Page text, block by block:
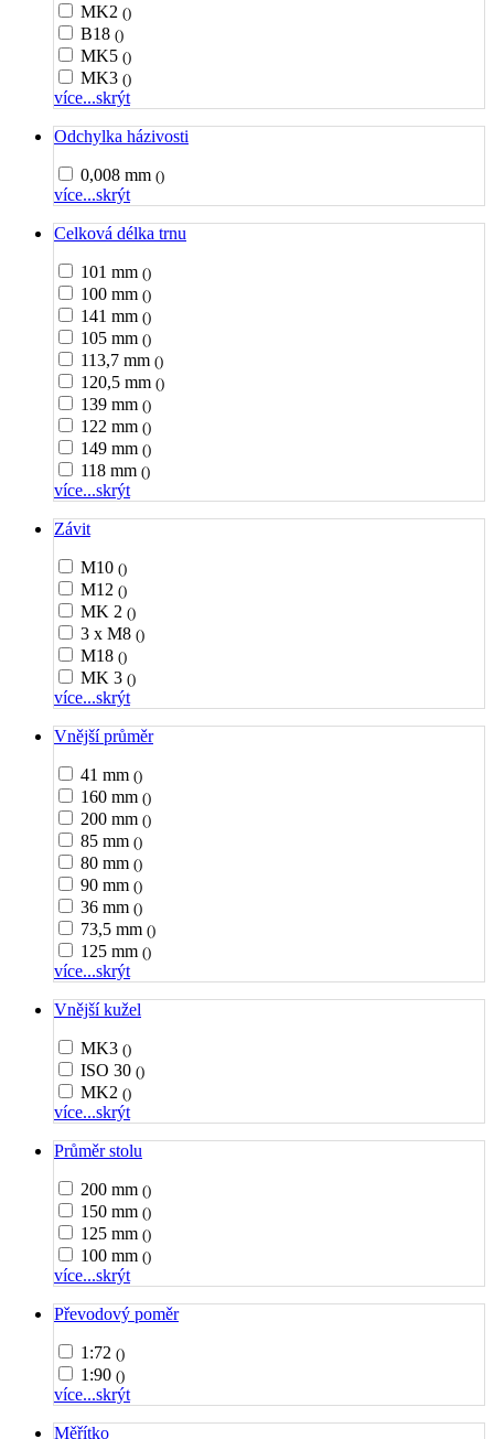
MK2 ()
B18 ()
MK5 ()
MK3 ()
více...skrýt
Odchylka házivosti
0,008 mm ()
více...skrýt
Celková délka trnu
101 mm ()
100 mm ()
141 mm ()
105 mm ()
113,7 mm ()
120,5 mm ()
139 mm ()
122 mm ()
149 mm ()
118 mm ()
více...skrýt
Závit
M10 ()
M12 ()
MK 2 ()
3 x M8 ()
M18 ()
MK 3 ()
více...skrýt
Vnější průměr
41 mm ()
160 mm ()
200 mm ()
85 mm ()
80 mm ()
90 mm ()
36 mm ()
73,5 mm ()
125 mm ()
více...skrýt
Vnější kužel
MK3 ()
ISO 30 ()
MK2 ()
více...skrýt
Průměr stolu
200 mm ()
150 mm ()
125 mm ()
100 mm ()
více...skrýt
Převodový poměr
1:72 ()
1:90 ()
více...skrýt
Měřítko